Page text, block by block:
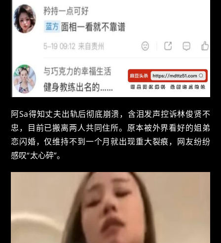
阿Sa得知丈夫出轨后彻底崩溃，含泪发声控诉林俊贤不
忠，目前已搬离两人共同住所。原本被外界看好的姐弟
恋闪婚，仅维持不到一个月就出现重大裂痕，网友纷纷
感叹“太心碎”。